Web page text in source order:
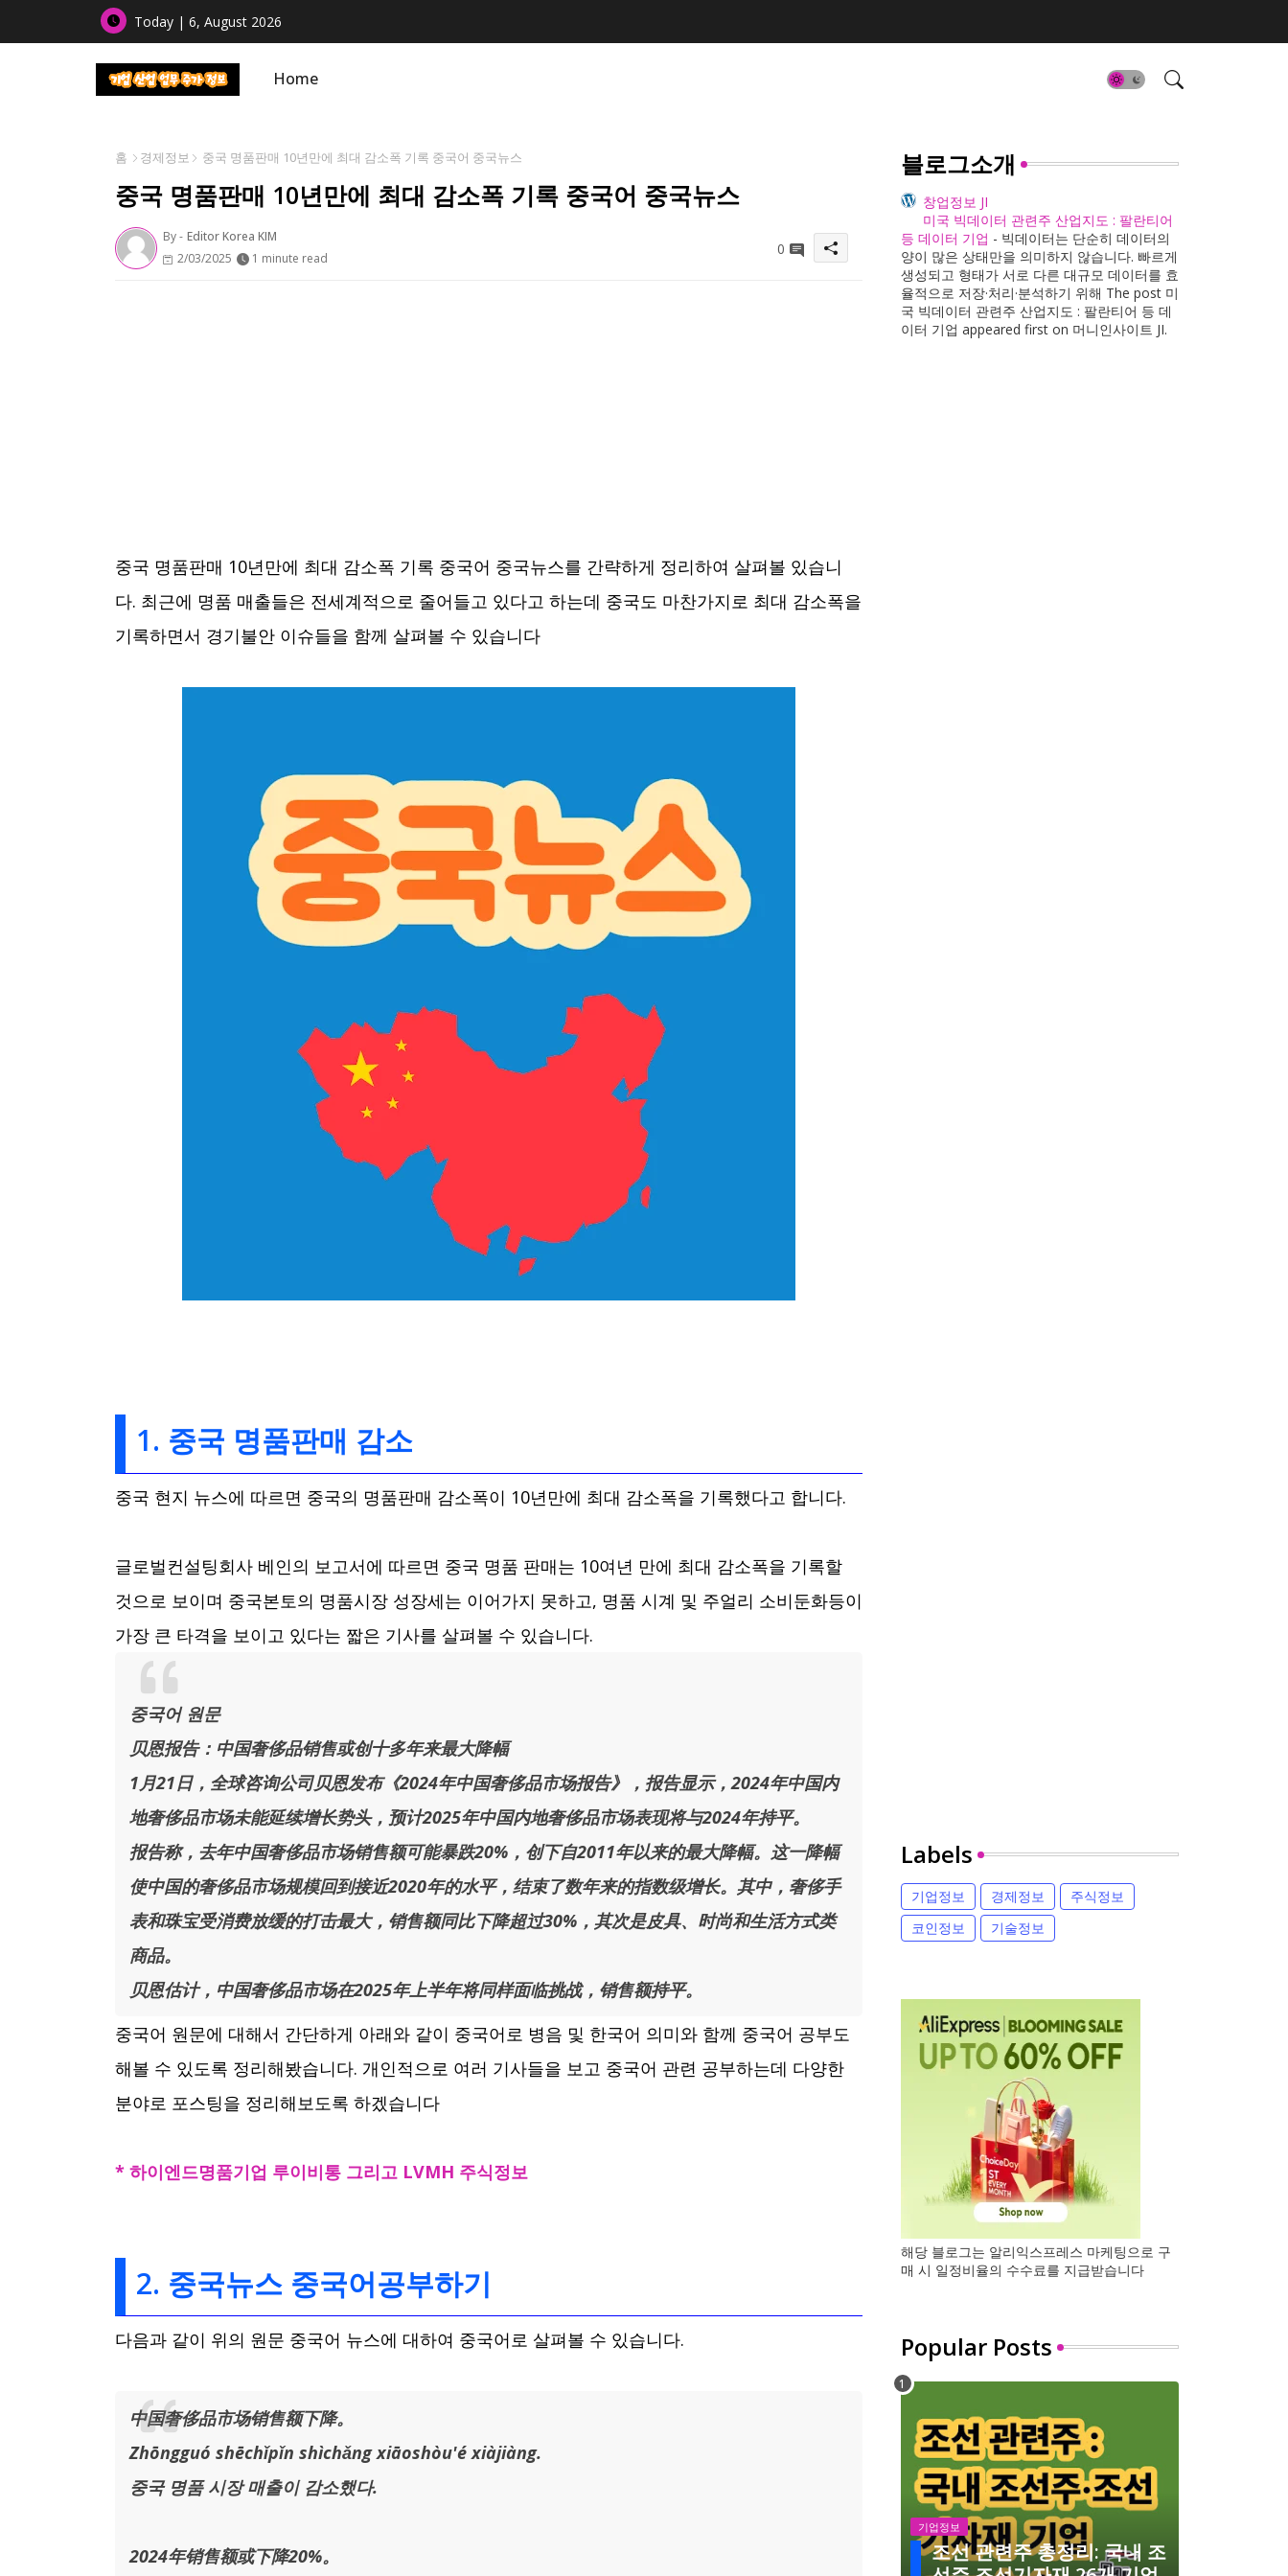
Today | 6, August 2026
Home
홈 경제정보 중국 명품판매 10년만에 최대 감소폭 기록 중국어 중국뉴스
중국 명품판매 10년만에 최대 감소폭 기록 중국어 중국뉴스
By - Editor Korea KIM
2/03/2025
1 minute read
0
중국 명품판매 10년만에 최대 감소폭 기록 중국어 중국뉴스를 간략하게 정리하여 살펴볼 있습니
다. 최근에 명품 매출들은 전세계적으로 줄어들고 있다고 하는데 중국도 마찬가지로 최대 감소폭을
기록하면서 경기불안 이슈들을 함께 살펴볼 수 있습니다
1. 중국 명품판매 감소
중국 현지 뉴스에 따르면 중국의 명품판매 감소폭이 10년만에 최대 감소폭을 기록했다고 합니다.
글로벌컨설팅회사 베인의 보고서에 따르면 중국 명품 판매는 10여년 만에 최대 감소폭을 기록할
것으로 보이며 중국본토의 명품시장 성장세는 이어가지 못하고, 명품 시계 및 주얼리 소비둔화등이
가장 큰 타격을 보이고 있다는 짧은 기사를 살펴볼 수 있습니다.
중국어 원문
贝恩报告：中国奢侈品销售或创十多年来最大降幅
1月21日，全球咨询公司贝恩发布《2024年中国奢侈品市场报告》，报告显示，2024年中国内
地奢侈品市场未能延续增长势头，预计2025年中国内地奢侈品市场表现将与2024年持平。
报告称，去年中国奢侈品市场销售额可能暴跌20%，创下自2011年以来的最大降幅。这一降幅
使中国的奢侈品市场规模回到接近2020年的水平，结束了数年来的指数级增长。其中，奢侈手
表和珠宝受消费放缓的打击最大，销售额同比下降超过30%，其次是皮具、时尚和生活方式类
商品。
贝恩估计，中国奢侈品市场在2025年上半年将同样面临挑战，销售额持平。
중국어 원문에 대해서 간단하게 아래와 같이 중국어로 병음 및 한국어 의미와 함께 중국어 공부도
해볼 수 있도록 정리해봤습니다. 개인적으로 여러 기사들을 보고 중국어 관련 공부하는데 다양한
분야로 포스팅을 정리해보도록 하겠습니다
* 하이엔드명품기업 루이비통 그리고 LVMH 주식정보
2. 중국뉴스 중국어공부하기
다음과 같이 위의 원문 중국어 뉴스에 대하여 중국어로 살펴볼 수 있습니다.
中国奢侈品市场销售额下降。
Zhōngguó shēchǐpǐn shìchǎng xiāoshòu'é xiàjiàng.
중국 명품 시장 매출이 감소했다.
2024年销售额或下降20%。
블로그소개
창업정보 JI
미국 빅데이터 관련주 산업지도 : 팔란티어
등 데이터 기업 - 빅데이터는 단순히 데이터의
양이 많은 상태만을 의미하지 않습니다. 빠르게
생성되고 형태가 서로 다른 대규모 데이터를 효
율적으로 저장·처리·분석하기 위해 The post 미
국 빅데이터 관련주 산업지도 : 팔란티어 등 데
이터 기업 appeared first on 머니인사이트 JI.
Labels
기업정보 경제정보
주식정보
코인정보
기술정보
해당 블로그는 알리익스프레스 마케팅으로 구
매 시 일정비율의 수수료를 지급받습니다
Popular Posts
기업정보
조선 관련주 총정리: 국내 조